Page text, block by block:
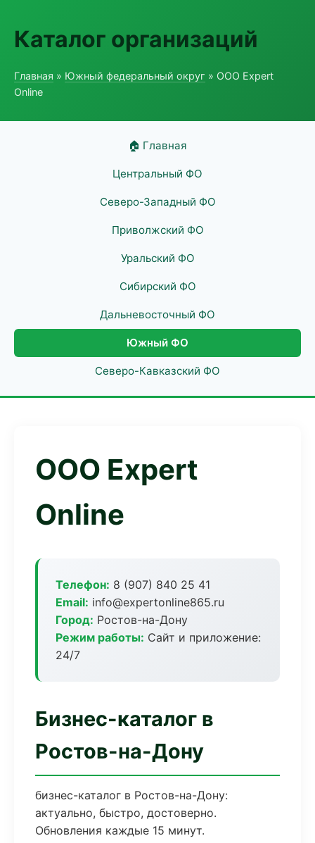
Каталог организаций
Главная » Южный федеральный округ » ООО Expert
Online
🏠 Главная
Центральный ФО
Северо-Западный ФО
Приволжский ФО
Уральский ФО
Сибирский ФО
Дальневосточный ФО
Южный ФО
Северо-Кавказский ФО
ООО Expert
Online
Телефон: 8 (907) 840 25 41
Email: info@expertonline865.ru
Город: Ростов-на-Дону
Режим работы: Сайт и приложение:
24/7
Бизнес-каталог в
Ростов-на-Дону
бизнес-каталог в Ростов-на-Дону:
актуально, быстро, достоверно.
Обновления каждые 15 минут.